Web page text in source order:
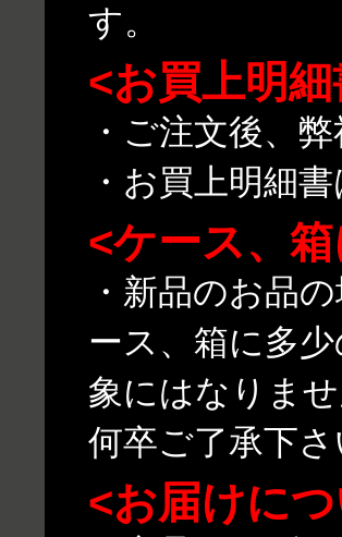
す。
<お買上明細
・ご注文後、
・お買上明細
<ケース、
・新品のお品
ース、箱に多
象にはなりま
何卒ご了承下さ
<お届けに